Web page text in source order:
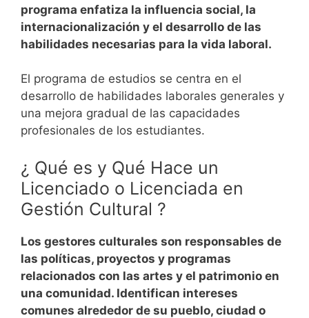
programa enfatiza la influencia social, la
internacionalización y el desarrollo de las
habilidades necesarias para la vida laboral.
El programa de estudios se centra en el
desarrollo de habilidades laborales generales y
una mejora gradual de las capacidades
profesionales de los estudiantes.
¿ Qué es y Qué Hace un
Licenciado o Licenciada en
Gestión Cultural ?
Los gestores culturales son responsables de
las políticas, proyectos y programas
relacionados con las artes y el patrimonio en
una comunidad. Identifican intereses
comunes alrededor de su pueblo, ciudad o